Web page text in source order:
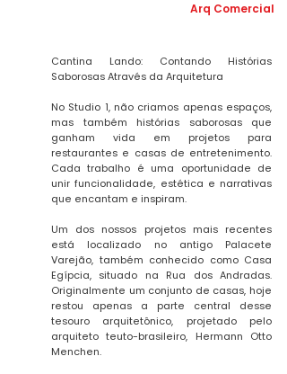
Arq Comercial
Cantina Lando: Contando Histórias
Saborosas Através da Arquitetura
No Studio 1, não criamos apenas espaços,
mas também histórias saborosas que
ganham vida em projetos para
restaurantes e casas de entretenimento.
Cada trabalho é uma oportunidade de
unir funcionalidade, estética e narrativas
que encantam e inspiram.
Um dos nossos projetos mais recentes
está localizado no antigo Palacete
Varejão, também conhecido como Casa
Egípcia, situado na Rua dos Andradas.
Originalmente um conjunto de casas, hoje
restou apenas a parte central desse
tesouro arquitetônico, projetado pelo
arquiteto teuto-brasileiro, Hermann Otto
Menchen.